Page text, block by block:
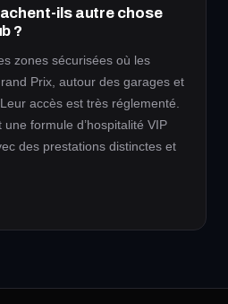
ils autre chose
?
zones sécurisées où les
Prix, autour des garages et
accès est très réglementé.
formule d’hospitalité VIP
des prestations distinctes et